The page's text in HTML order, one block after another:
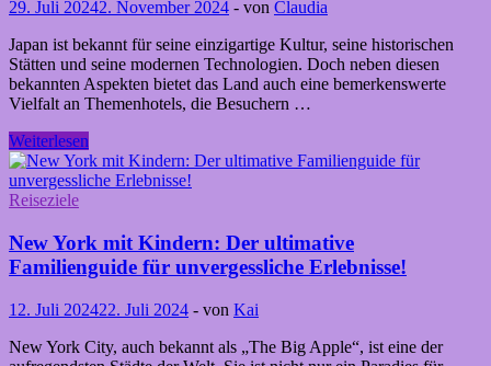
für
einen
unvergesslichen
Urlaub
29. Juli 20242. November 2024 - von Claudia
Japan ist bekannt für seine einzigartige Kultur, seine historischen
Stätten und seine modernen Technologien. Doch neben diesen
bekannten Aspekten bietet das Land auch eine bemerkenswerte
Vielfalt an Themenhotels, die Besuchern …
Themenhotels
in
Japan
Weiterlesen
Reiseziele
New York mit Kindern: Der ultimative
Familienguide für unvergessliche Erlebnisse!
12. Juli 202422. Juli 2024 - von Kai
New York City, auch bekannt als „The Big Apple“, ist eine der